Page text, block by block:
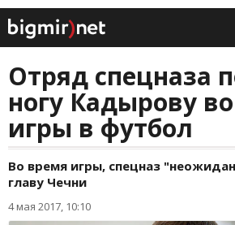
Отряд спецназа
ногу Кадырову
игры в футбол
Во время игры, спецназ
главу Чечни
4 мая 2017, 10:10